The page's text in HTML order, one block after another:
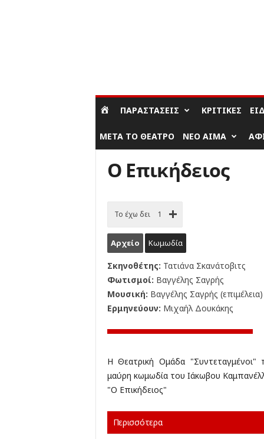
ΠΑΡΑΣΤΆΣΕΙΣ ΚΡΙΤΙΚΈΣ
ΜΕΤΆ ΤΟ ΘΈΑΤΡΟ ΝΈΟ ΑΊΜΑ
Ο Επικήδειος
Το έχω δει 1
Αρχείο Κωμωδία
Σκηνοθέτης: Τατιάνα Σκανάτοβιτς
Φωτισμοί: Βαγγέλης Σαγρής
Μουσική: Βαγγέλης Σαγρής (επιμέλεια)
Ερμηνεύουν: Μιχαήλ Δουκάκης
Η Θεατρική Ομάδα "Συντεταγμένοι"
μαύρη κωμωδία του Ιάκωβου
"Ο Επικήδειος"
Περισσότερα